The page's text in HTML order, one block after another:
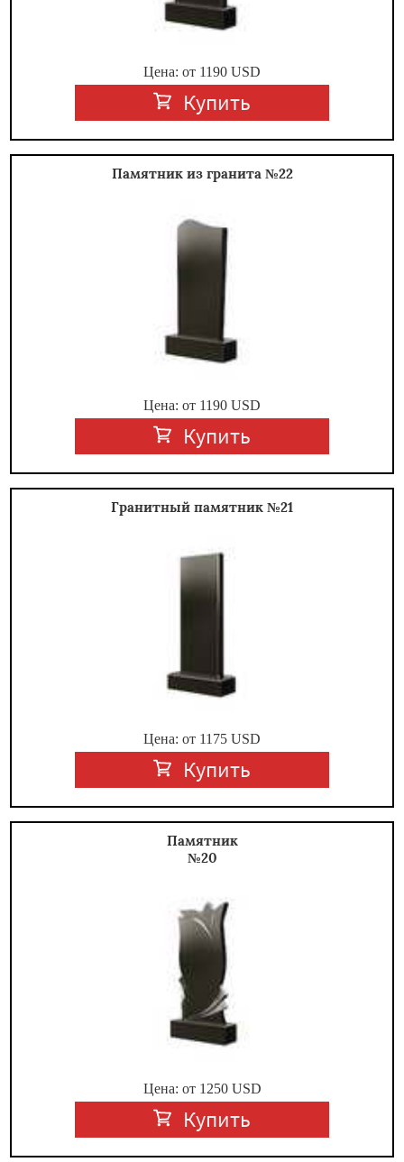
Цена: от 1190 USD
Купить
Памятник из гранита №22
Цена: от 1190 USD
Купить
Гранитный памятник №21
Цена: от 1175 USD
Купить
Памятник
№20
Цена: от 1250USD
Купить